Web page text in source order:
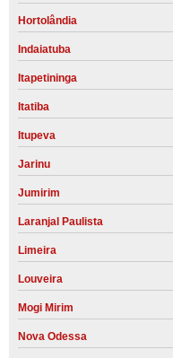
Hortolândia
Indaiatuba
Itapetininga
Itatiba
Itupeva
Jarinu
Jumirim
Laranjal Paulista
Limeira
Louveira
Mogi Mirim
Nova Odessa